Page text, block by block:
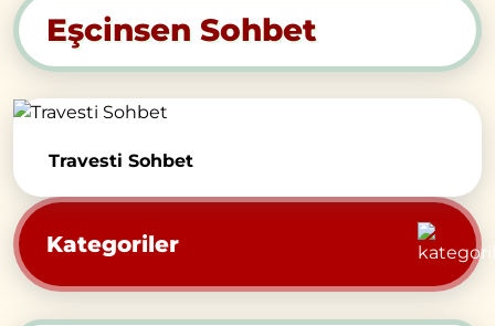
Eşcinsen Sohbet
Travesti Sohbet
Kategoriler